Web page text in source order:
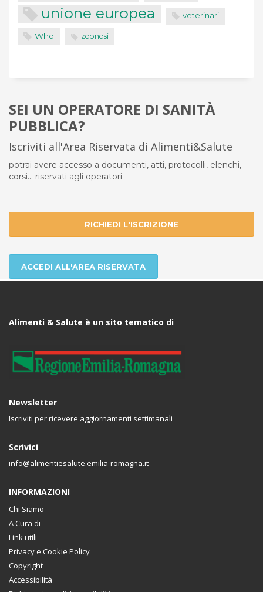
unione europea veterinari
Who zoonosi
SEI UN OPERATORE DI SANITÀ
PUBBLICA?
Iscriviti all'Area Riservata di Alimenti&Salute
potrai avere accesso a documenti, atti, protocolli, elenchi,
corsi... riservati agli operatori
RICHIEDI L'ISCRIZIONE
ACCEDI ALL'AREA RISERVATA
Alimenti & Salute è un sito tematico di
Newsletter
Iscriviti per ricevere aggiornamenti settimanali
Scrivici
info@alimentiesalute.emilia-romagna.it
INFORMAZIONI
Chi Siamo
A Cura di
Link utili
Privacy e Cookie Policy
Copyright
Accessibilità